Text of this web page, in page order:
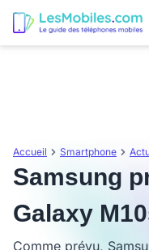
Accueil Smartphone
Samsung
Galaxy
Comme prévu,